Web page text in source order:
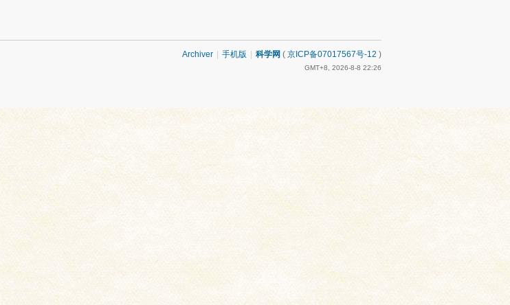
Archiver 手机版 科学网 ( 京ICP备07017567号-12 )
GMT+8, 2026-8-8 22:26